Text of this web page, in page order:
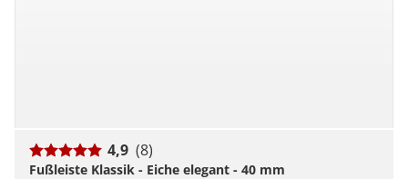
4,9 (8)
Fußleiste Klassik - Eiche elegant - 40 mm